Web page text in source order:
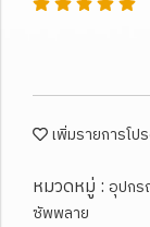
เพิ่มรายการโป
หมวดหมู่ : อุปก
ซัพพลาย